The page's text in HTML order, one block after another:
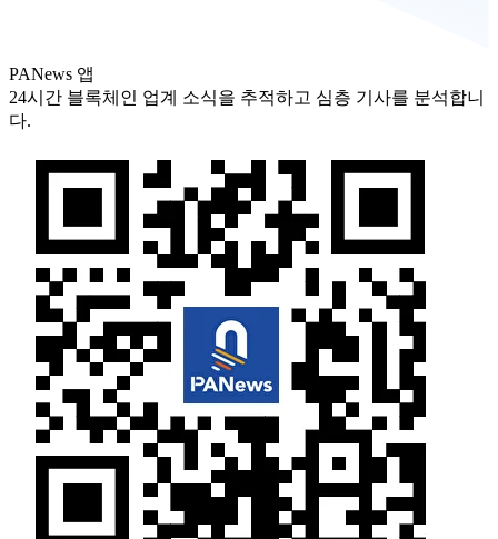
PANews 앱
24시간 블록체인 업계 소식을 추적하고 심층 기사를 분석합니
다.